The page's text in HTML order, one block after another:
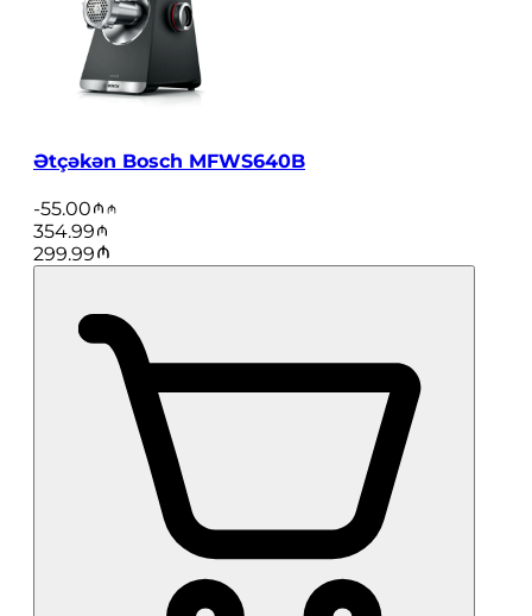
Ətçəkən Bosch MFWS640B
-55.00
354.99
299.99